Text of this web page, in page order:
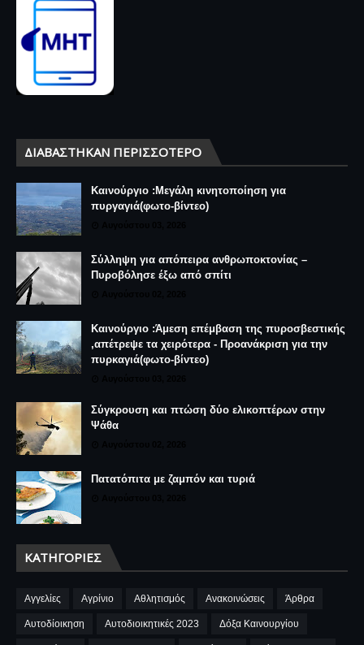
ΔΙΑΒΆΣΤΗΚΑΝ ΠΕΡΙΣΣΌΤΕΡΟ
Καινούργιο :Μεγάλη κινητοποίηση για
πυργαγιά(φωτο-βίντεο)
Σύλληψη για απόπειρα ανθρωποκτονίας –
Πυροβόλησε έξω από σπίτι
Καινούργιο :Άμεση επέμβαση της πυροσβεστικής
,απέτρεψε τα χειρότερα - Προανάκριση για την
πυρκαγιά(φωτο-βίντεο)
Σύγκρουση και πτώση δύο ελικοπτέρων στην
Ψάθα
Πατατόπιτα με ζαμπόν και τυριά
ΚΑΤΗΓΟΡΊΕΣ
Αγγελίες Αγρίνιο Αθλητισμός Ανακοινώσεις Άρθρα
Αυτοδίοικηση Αυτοδιοικητικές 2023 Δόξα Καινουργίου